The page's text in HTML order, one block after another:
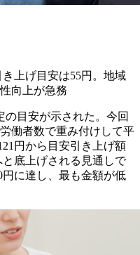
上げ目安は55円。地域
向上が急務
目安が示された。今回
働者数で重み付けして平
円から目安引き上げ額
と底上げされる見通しで
に達し、最も金額が低